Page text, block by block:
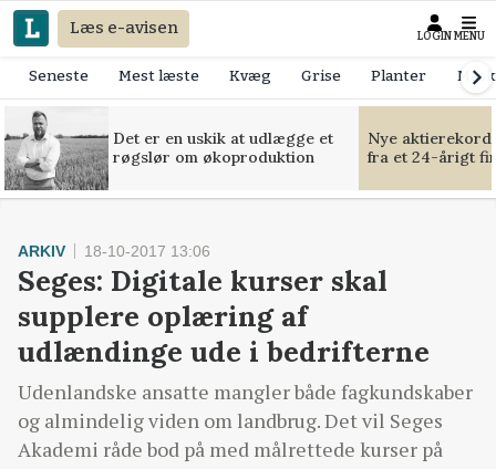
Læs e-avisen LOGIN MENU
Seneste Mest læste Kvæg Grise Planter
Det er en uskik at udlægge et
røgslør om økoproduktion
Nye
fra et 24-årigt
ARKIV 18-10-2017 13:06
Seges: Digitale kurser skal
supplere oplæring af
udlændinge ude i bedrifterne
Udenlandske ansatte mangler både fagkundskaber
og almindelig viden om landbrug. Det vil Seges
Akademi råde bod på med målrettede kurser på